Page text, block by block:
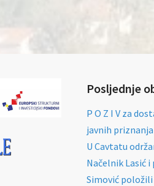
Posljednje
P O Z I V za
javnih priznanja
U Cavtatu
Načelnik Lasić
Simović položili